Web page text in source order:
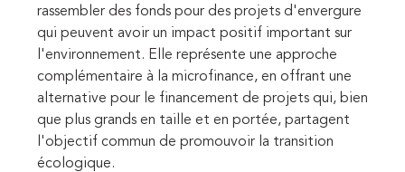
rassembler des fonds pour des projets d'envergure
qui peuvent avoir un impact positif important sur
l'environnement. Elle représente une approche
complémentaire à la microfinance, en offrant une
alternative pour le financement de projets qui, bien
que plus grands en taille et en portée, partagent
l'objectif commun de promouvoir la transition
écologique.